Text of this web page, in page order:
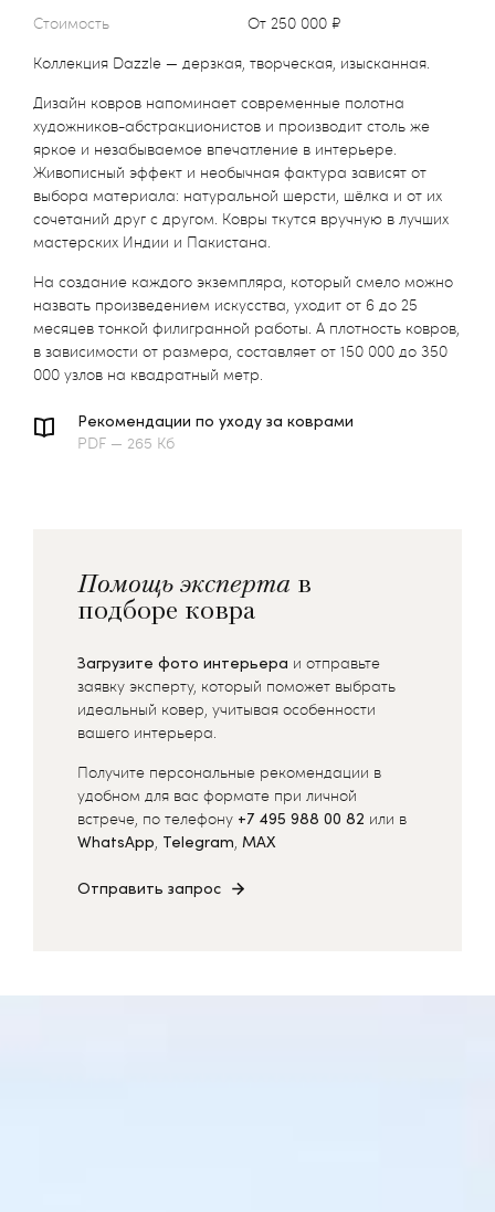
Стоимость
от 250 000 ₽
Коллекция Dazzle — дерзкая, творческая, изысканная.
Дизайн ковров напоминает современные полотна
художников-абстракционистов и производит столь же
яркое и незабываемое впечатление в интерьере.
Живописный эффект и необычная фактура зависят от
выбора материала: натуральной шерсти, шёлка и от их
сочетаний друг с другом. Ковры ткутся вручную в лучших
мастерских Индии и Пакистана.
На создание каждого экземпляра, который смело можно
назвать произведением искусства, уходит от 6 до 25
месяцев тонкой филигранной работы. А плотность ковров,
в зависимости от размера, составляет от 150 000 до 350
000 узлов на квадратный метр.
Рекомендации по уходу за коврами
PDF — 265 Кб
Помощь эксперта в
подборе ковра
Загрузите фото интерьера и отправьте
заявку эксперту, который поможет выбрать
идеальный ковер, учитывая особенности
вашего интерьера.
Получите персональные рекомендации в
удобном для вас формате при личной
встрече, по телефону +7 495 988 00 82 или в
WhatsApp, Telegram, MAX
Отправить запрос